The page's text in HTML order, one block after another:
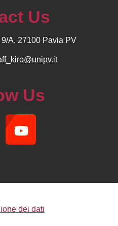
Us
A, 27100 Pavia PV
Us
dei dati